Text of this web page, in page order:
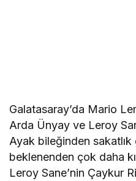
Galatasaray’da Mario
Arda Ünyay ve Leroy
Ayak bileğinden
beklenenden çok daha
Leroy Sane’nin Çaykur